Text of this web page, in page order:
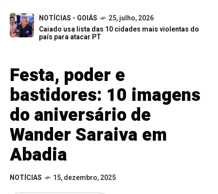
NOTÍCIAS - GOIÁS
25, julho, 2026
Caiado usa lista das 10 cidades mais violentas do
país para atacar PT
Festa, poder e
bastidores: 10 imagens
do aniversário de
Wander Saraiva em
Abadia
NOTÍCIAS 15, dezembro, 2025